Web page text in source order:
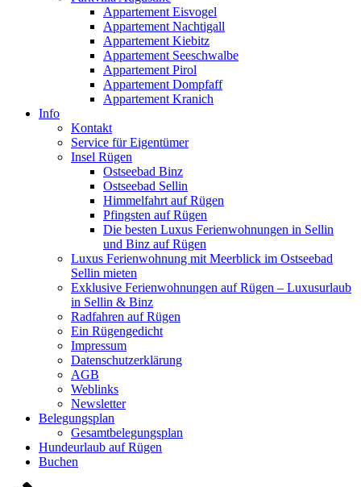
Appartement Eisvogel
Appartement Nachtigall
Appartement Kiebitz
Appartement Seeschwalbe
Appartement Pirol
Appartement Dompfaff
Appartement Kranich
Info
Kontakt
Service für Eigentümer
Insel Rügen
Ostseebad Binz
Ostseebad Sellin
Himmelfahrt auf Rügen
Pfingsten auf Rügen
Die besten Luxus Ferienwohnungen in Sellin
und Binz auf Rügen
Luxus Ferienwohnung mit Meerblick im Ostseebad
Sellin mieten
Exklusive Ferienwohnungen auf Rügen – Luxusurlaub
in Sellin & Binz
Radfahren auf Rügen
Ein Rügengedicht
Impressum
Datenschutzerklärung
AGB
Weblinks
Newsletter
Belegungsplan
Gesamtbelegungsplan
Hundeurlaub auf Rügen
Buchen